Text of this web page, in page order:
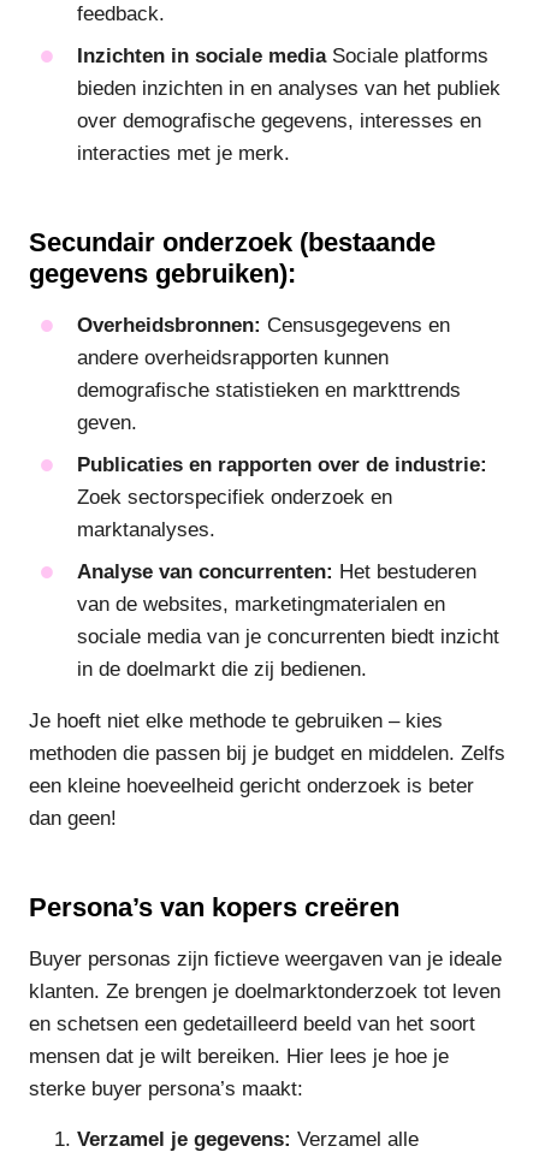
feedback.
Inzichten in sociale mediaSociale platforms
bieden inzichten in en analyses van het publiek
over demografische gegevens, interesses en
interacties met je merk.
Secundair onderzoek (bestaande
gegevens gebruiken):
Overheidsbronnen: Censusgegevens en
andere overheidsrapporten kunnen
demografische statistieken en markttrends
geven.
Publicaties en rapporten over de industrie:
Zoek sectorspecifiek onderzoek en
marktanalyses.
Analyse van concurrenten: Het bestuderen
van de websites, marketingmaterialen en
sociale media van je concurrenten biedt inzicht
in de doelmarkt die zij bedienen.
Je hoeft niet elke methode te gebruiken – kies
methoden die passen bij je budget en middelen. Zelfs
een kleine hoeveelheid gericht onderzoek is beter
dan geen!
Persona’s van kopers creëren
Buyer personas zijn fictieve weergaven van je ideale
klanten. Ze brengen je doelmarktonderzoek tot leven
en schetsen een gedetailleerd beeld van het soort
mensen dat je wilt bereiken. Hier lees je hoe je
sterke buyer persona’s maakt:
Verzamel je gegevens: Verzamel alle